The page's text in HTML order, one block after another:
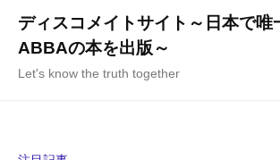
ディスコメイトサイト～日本で唯
ABBAの本を出版～
Let's know the truth together